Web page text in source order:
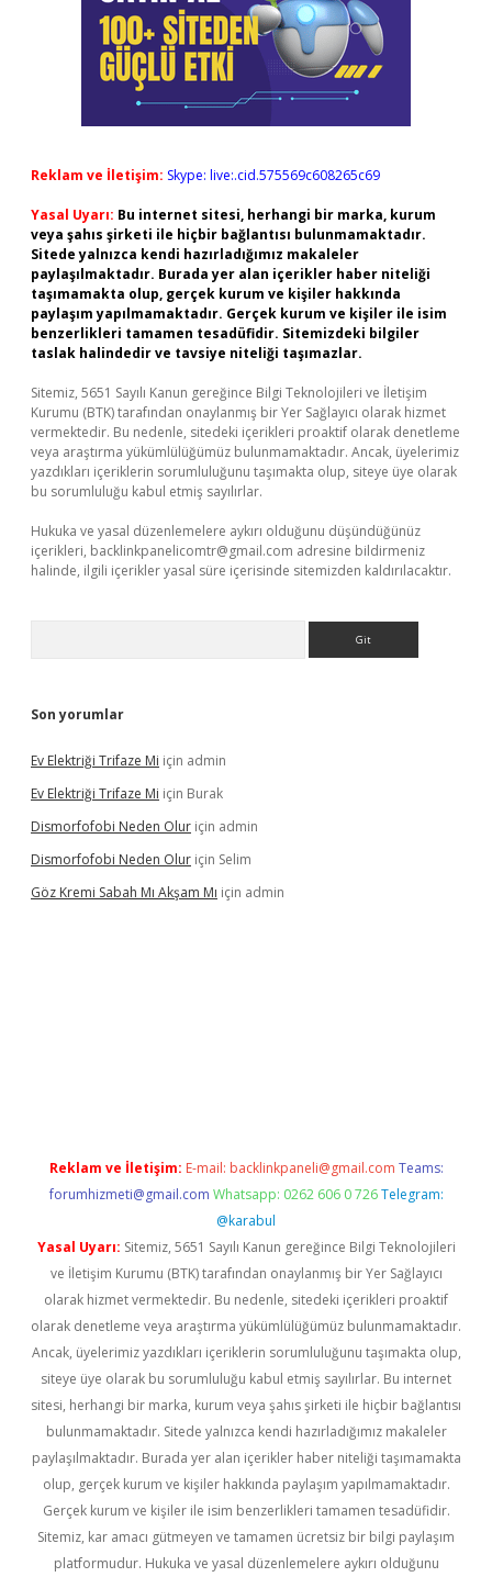
Reklam ve İletişim: Skype: live:.cid.575569c608265c69
Yasal Uyarı: Bu internet sitesi, herhangi bir marka, kurum
veya şahıs şirketi ile hiçbir bağlantısı bulunmamaktadır.
Sitede yalnızca kendi hazırladığımız makaleler
paylaşılmaktadır. Burada yer alan içerikler haber niteliği
taşımamakta olup, gerçek kurum ve kişiler hakkında
paylaşım yapılmamaktadır. Gerçek kurum ve kişiler ile isim
benzerlikleri tamamen tesadüfidir. Sitemizdeki bilgiler
taslak halindedir ve tavsiye niteliği taşımazlar.
Sitemiz, 5651 Sayılı Kanun gereğince Bilgi Teknolojileri ve İletişim
Kurumu (BTK) tarafından onaylanmış bir Yer Sağlayıcı olarak hizmet
vermektedir. Bu nedenle, sitedeki içerikleri proaktif olarak denetleme
veya araştırma yükümlülüğümüz bulunmamaktadır. Ancak, üyelerimiz
yazdıkları içeriklerin sorumluluğunu taşımakta olup, siteye üye olarak
bu sorumluluğu kabul etmiş sayılırlar.
Hukuka ve yasal düzenlemelere aykırı olduğunu düşündüğünüz
içerikleri, backlinkpanelicomtr@gmail.com adresine bildirmeniz
halinde, ilgili içerikler yasal süre içerisinde sitemizden kaldırılacaktır.
Son yorumlar
Ev Elektriği Trifaze Mi için admin
Ev Elektriği Trifaze Mi için Burak
Dismorfofobi Neden Olur için admin
Dismorfofobi Neden Olur için Selim
Göz Kremi Sabah Mı Akşam Mı için admin
Reklam ve İletişim: E-mail: backlinkpaneli@gmail.com Teams:
forumhizmeti@gmail.com Whatsapp: 0262 606 0 726 Telegram:
@karabul
Yasal Uyarı: Sitemiz, 5651 Sayılı Kanun gereğince Bilgi Teknolojileri
ve İletişim Kurumu (BTK) tarafından onaylanmış bir Yer Sağlayıcı
olarak hizmet vermektedir. Bu nedenle, sitedeki içerikleri proaktif
olarak denetleme veya araştırma yükümlülüğümüz bulunmamaktadır.
Ancak, üyelerimiz yazdıkları içeriklerin sorumluluğunu taşımakta olup,
siteye üye olarak bu sorumluluğu kabul etmiş sayılırlar. Bu internet
sitesi, herhangi bir marka, kurum veya şahıs şirketi ile hiçbir bağlantısı
bulunmamaktadır. Sitede yalnızca kendi hazırladığımız makaleler
paylaşılmaktadır. Burada yer alan içerikler haber niteliği taşımamakta
olup, gerçek kurum ve kişiler hakkında paylaşım yapılmamaktadır.
Gerçek kurum ve kişiler ile isim benzerlikleri tamamen tesadüfidir.
Sitemiz, kar amacı gütmeyen ve tamamen ücretsiz bir bilgi paylaşım
platformudur. Hukuka ve yasal düzenlemelere aykırı olduğunu